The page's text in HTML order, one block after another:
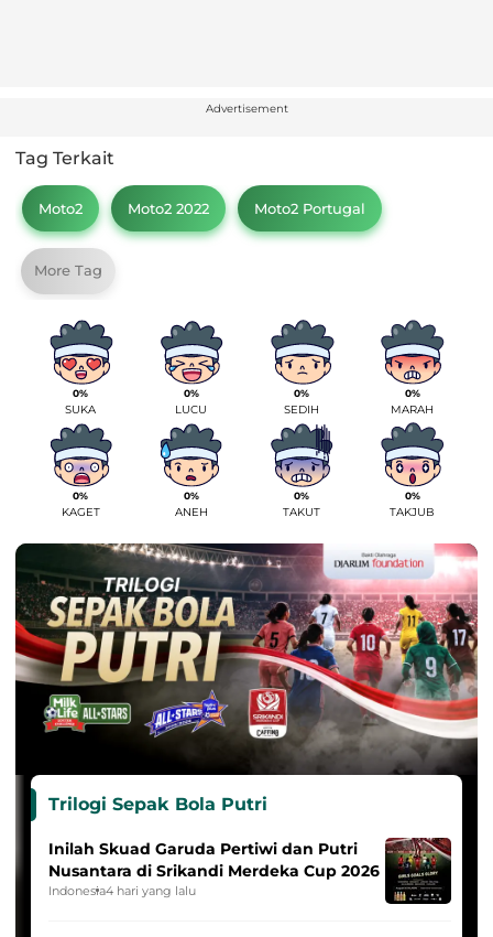
Advertisement
Tag Terkait
Moto2 Moto2 2022 Moto2 Portugal
More Tag
0%
SUKA
0%
LUCU
0%
SEDIH
0%
MARAH
0%
KAGET
0%
ANEH
0%
TAKUT
0%
TAKJUB
Trilogi Sepak Bola Putri
Inilah Skuad Garuda Pertiwi dan Putri
Nusantara di Srikandi Merdeka Cup 2026
Indonesia4 hari yang lalu